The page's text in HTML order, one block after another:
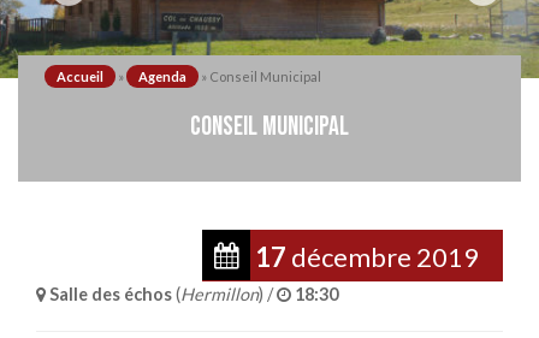
Accueil » Agenda » Conseil Municipal
CONSEIL MUNICIPAL
17 décembre 2019
Salle des échos(Hermillon) / 18:30